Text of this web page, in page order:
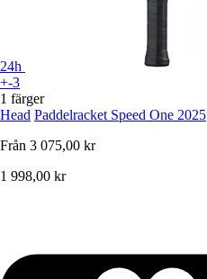
24h
+-3
1 färger
Head Paddelracket Speed One 2025
Från 3 075,00 kr
1 998,00 kr